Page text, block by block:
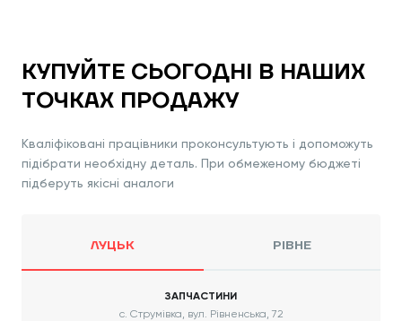
КУПУЙТЕ СЬОГОДНІ В НАШИХ
ТОЧКАХ ПРОДАЖУ
Кваліфіковані працівники проконсультують і допоможуть
підібрати необхідну деталь. При обмеженому бюджеті
підберуть якісні аналоги
ЛУЦЬК РІВНЕ
ЗАПЧАСТИНИ
с. Струмівка, вул. Рівненська, 72